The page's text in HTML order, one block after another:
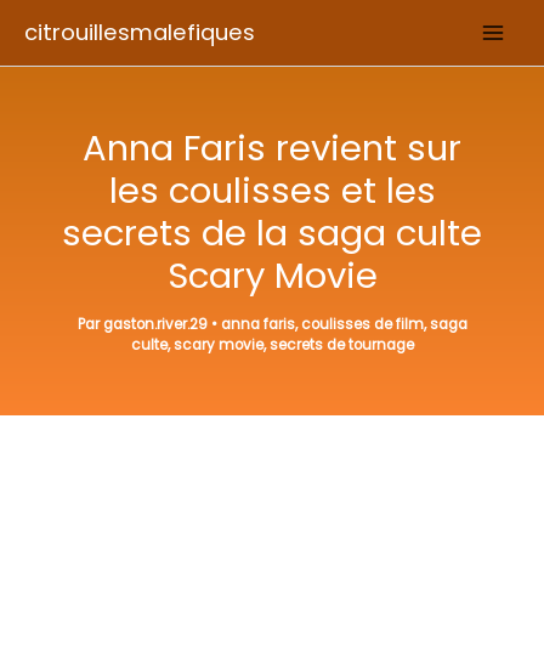
citrouillesmalefiques
Anna Faris revient sur
les coulisses et les
secrets de la saga culte
Scary Movie
Pargaston.river.29 •anna faris,coulisses de film,saga
culte,scary movie,secrets de tournage